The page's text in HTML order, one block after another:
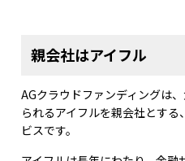
親会社はアイフル
AGクラウドファンディングは
られるアイフルを親会社とす
ビスです。